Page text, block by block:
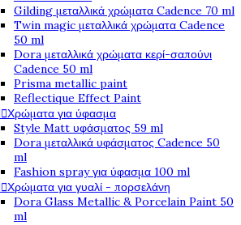
Gilding μεταλλικά χρώματα Cadence 70 ml
Twin magic μεταλλικά χρώματα Cadence
50 ml
Dora μεταλλικά χρώματα κερί-σαπούνι
Cadence 50 ml
Prisma metallic paint
Reflectique Effect Paint
Χρώματα για ύφασμα
Style Matt υφάσματος 59 ml
Dora μεταλλικά υφάσματος Cadence 50
ml
Fashion spray για ύφασμα 100 ml
Χρώματα για γυαλί - πορσελάνη
Dora Glass Metallic & Porcelain Paint 50
ml